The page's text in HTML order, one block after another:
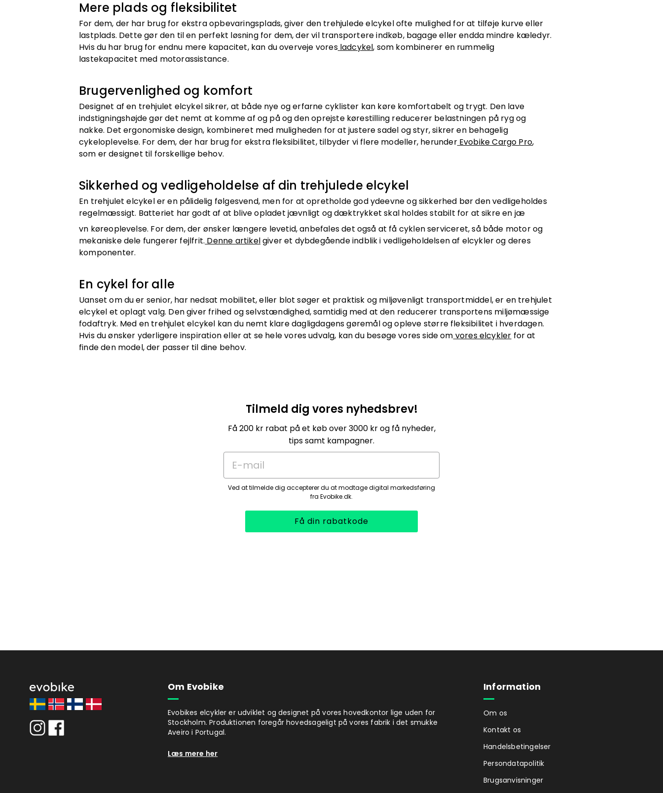
Mere plads og fleksibilitet
For dem, der har brug for ekstra opbevaringsplads, giver den trehjulede elcykel ofte mulighed for at tilføje kurve eller
lastplads. Dette gør den til en perfekt løsning for dem, der vil transportere indkøb, bagage eller endda mindre kæledyr.
Hvis du har brug for endnu mere kapacitet, kan du overveje vores ladcykel, som kombinerer en rummelig
lastekapacitet med motorassistance.
Brugervenlighed og komfort
Designet af en trehjulet elcykel sikrer, at både nye og erfarne cyklister kan køre komfortabelt og trygt. Den lave
indstigningshøjde gør det nemt at komme af og på og den oprejste kørestilling reducerer belastningen på ryg og
nakke. Det ergonomiske design, kombineret med muligheden for at justere sadel og styr, sikrer en behagelig
cykeloplevelse. For dem, der har brug for ekstra fleksibilitet, tilbyder vi flere modeller, herunder Evobike Cargo Pro,
som er designet til forskellige behov.
Sikkerhed og vedligeholdelse af din trehjulede elcykel
En trehjulet elcykel er en pålidelig følgesvend, men for at opretholde god ydeevne og sikkerhed bør den vedligeholdes
regelmæssigt. Batteriet har godt af at blive opladet jævnligt og dæktrykket skal holdes stabilt for at sikre en jæ
vn køreoplevelse. For dem, der ønsker længere levetid, anbefales det også at få cyklen serviceret, så både motor og
mekaniske dele fungerer fejlfrit. Denne artikelgiver et dybdegående indblik i vedligeholdelsen af elcykler og deres
komponenter.
En cykel for alle
Uanset om du er senior, har nedsat mobilitet, eller blot søger et praktisk og miljøvenligt transportmiddel, er en trehjulet
elcykel et oplagt valg. Den giver frihed og selvstændighed, samtidig med at den reducerer transportens miljømæssige
fodaftryk. Med en trehjulet elcykel kan du nemt klare dagligdagens gøremål og opleve større fleksibilitet i hverdagen.
Hvis du ønsker yderligere inspiration eller at se hele vores udvalg, kan du besøge vores side om vores elcykler for at
finde den model, der passer til dine behov.
Tilmeld dig vores nyhedsbrev!
Få 200 kr rabat på et køb over 3000 kr og få nyheder,
tips samt kampagner.
E-mail
Ved at tilmelde dig accepterer du at modtage digital markedsføring
fra Evobike.dk.
Få din rabatkode
Om Evobike
Evobikes elcykler er udviklet og designet på vores hovedkontor lige uden for
Stockholm. Produktionen foregår hovedsageligt på vores fabrik i det smukke
Aveiro i Portugal.
Læs mere her
Information
Om os
Kontakt os
Handelsbetingelser
Persondatapolitik
Brugsanvisninger